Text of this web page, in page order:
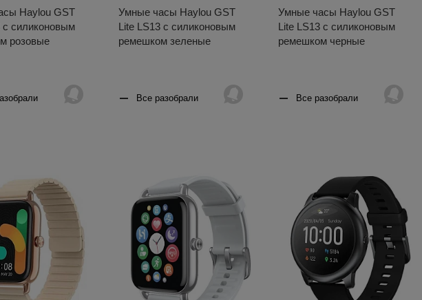
Haylou GST
с силиконовым
розовые
Умные часы Haylou GST
Lite LS13 с силиконовым
ремешком зеленые
Все разобрали
Умные часы Haylou GST
Lite LS13 с силиконовым
ремешком черные
Все разобрали